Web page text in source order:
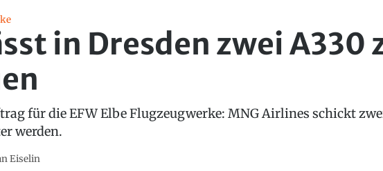
in Dresden zwei A330
für die EFW Elbe Flugzeugwerke: MNG Airlines schickt
werden.
Eiselin